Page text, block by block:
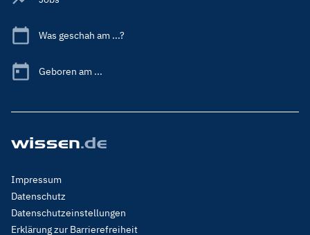
Was geschah am ...?
Geboren am ...
Footer
Menu
Legal
Impressum
Datenschutz
Datenschutzeinstellungen
Erklärung zur Barrierefreiheit